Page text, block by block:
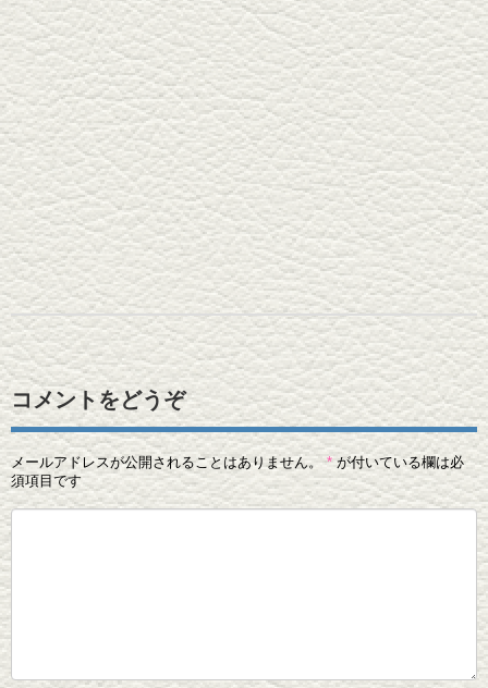
コメントをどうぞ
メールアドレスが公開されることはありません。 * が付いている欄は必
須項目です